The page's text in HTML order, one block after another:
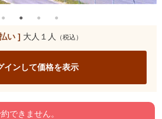
い ] 大人１人 （税込）
インして価格を表示
できません。